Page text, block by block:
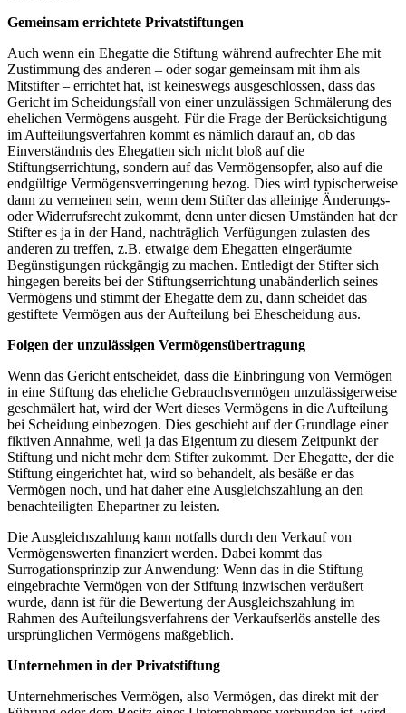
Gemeinsam errichtete Privatstiftungen
Auch wenn ein Ehegatte die Stiftung während aufrechter Ehe mit
Zustimmung des anderen – oder sogar gemeinsam mit ihm als
Mitstifter – errichtet hat, ist keineswegs ausgeschlossen, dass das
Gericht im Scheidungsfall von einer unzulässigen Schmälerung des
ehelichen Vermögens ausgeht. Für die Frage der Berücksichtigung
im Aufteilungsverfahren kommt es nämlich darauf an, ob das
Einverständnis des Ehegatten sich nicht bloß auf die
Stiftungserrichtung, sondern auf das Vermögensopfer, also auf die
endgültige Vermögensverringerung bezog. Dies wird typischerweise
dann zu verneinen sein, wenn dem Stifter das alleinige Änderungs-
oder Widerrufsrecht zukommt, denn unter diesen Umständen hat der
Stifter es ja in der Hand, nachträglich Verfügungen zulasten des
anderen zu treffen, z.B. etwaige dem Ehegatten eingeräumte
Begünstigungen rückgängig zu machen. Entledigt der Stifter sich
hingegen bereits bei der Stiftungserrichtung unabänderlich seines
Vermögens und stimmt der Ehegatte dem zu, dann scheidet das
gestiftete Vermögen aus der Aufteilung bei Ehescheidung aus.
Folgen der unzulässigen Vermögensübertragung
Wenn das Gericht entscheidet, dass die Einbringung von Vermögen
in eine Stiftung das eheliche Gebrauchsvermögen unzulässigerweise
geschmälert hat, wird der Wert dieses Vermögens in die Aufteilung
bei Scheidung einbezogen. Dies geschieht auf der Grundlage einer
fiktiven Annahme, weil ja das Eigentum zu diesem Zeitpunkt der
Stiftung und nicht mehr dem Stifter zukommt. Der Ehegatte, der die
Stiftung eingerichtet hat, wird so behandelt, als besäße er das
Vermögen noch, und hat daher eine Ausgleichszahlung an den
benachteiligten Ehepartner zu leisten.
Die Ausgleichszahlung kann notfalls durch den Verkauf von
Vermögenswerten finanziert werden. Dabei kommt das
Surrogationsprinzip zur Anwendung: Wenn das in die Stiftung
eingebrachte Vermögen von der Stiftung inzwischen veräußert
wurde, dann ist für die Bewertung der Ausgleichszahlung im
Rahmen des Aufteilungsverfahrens der Verkaufserlös anstelle des
ursprünglichen Vermögens maßgeblich.
Unternehmen in der Privatstiftung
Unternehmerisches Vermögen, also Vermögen, das direkt mit der